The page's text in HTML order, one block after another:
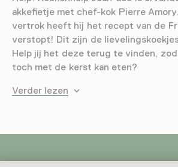
akkefietje met chef-kok Pierre
vertrok heeft hij het recept van de
verstopt! Dit zijn de
Help jij het deze terug te vinden,
toch met de kerst kan eten?
Verder lezen